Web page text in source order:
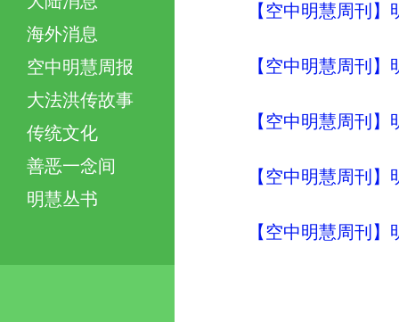
海外消息
空中明慧周报
大法洪传故事
传统文化
善恶一念间
明慧丛书
【空中明慧周刊
【空中明慧周刊
【空中明慧周刊
【空中明慧周刊
【空中明慧周刊